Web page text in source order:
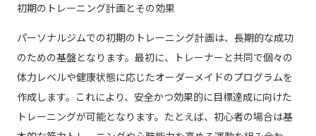
初期のトレーニング計画とその効果
パーソナルジムでの初期のトレーニング計画は、長期的な成功
のための基盤となります。最初に、トレーナーと共同で個々の
体力レベルや健康状態に応じたオーダーメイドのプログラムを
作成します。これにより、安全かつ効果的に目標達成に向けた
トレーニングが可能となります。たとえば、初心者の場合は基